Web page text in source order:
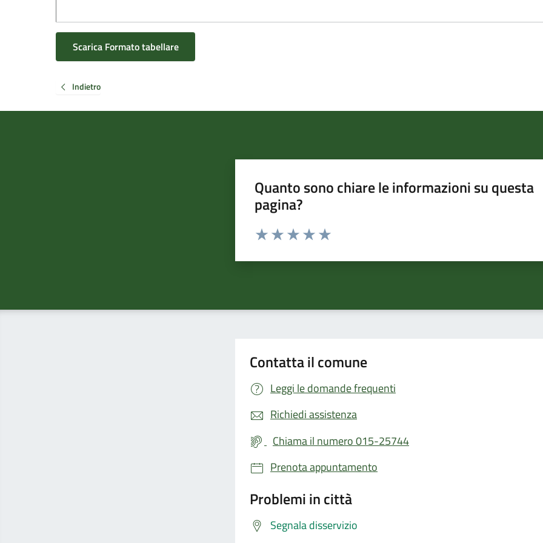
Scarica Formato tabellare
Indietro
Quanto sono chiare le informazioni su questa
pagina?
Valuta da 1 a 5 stelle la pagina
Contatta il comune
Leggi le domande frequenti
Richiedi assistenza
Chiama il numero 015-25744
Prenota appuntamento
Problemi in città
Segnala disservizio